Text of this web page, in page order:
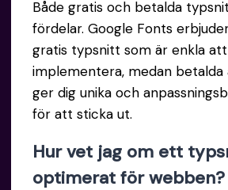
Både gratis och betalda
fördelar. Google Fonts
gratis typsnitt som är enkla att
implementera, medan
ger dig unika och
för att sticka ut.
Hur vet jag om ett
optimerat för webben?